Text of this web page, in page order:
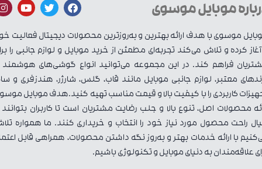
موبایل موسوی
موسوی با هدف ارائه بهترین و به‌روزترین محصولات دیجیتال فعالیت
آغاز کرده و تلاش می‌کند تجربه‌ای مطمئن از خرید موبایل و لوازم جانبی را
فراهم کند. در این مجموعه می‌توانید انواع گوشی‌های هوشمند
معتبر، لوازم جانبی موبایل مانند قاب، گلس، شارژر، هندزفری و
کاربردی را با کیفیت بالا و قیمت مناسب تهیه کنید.هدف موبایل
محصولات اصل، تنوع بالا و جلب رضایت مشتریان است تا کاربران بتوانند
راحت محصول مورد نیاز خود را انتخاب و خریداری کنند. ما همواره
با ارائه خدمات بهتر و به‌روز نگه داشتن محصولات، همراهی قابل
علاقه‌مندان به دنیای موبایل و تکنولوژی باشیم.